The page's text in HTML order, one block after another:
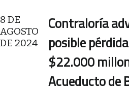
8 DE
AGOSTO
DE 2024
Contraloría
posible
$22.000
Acueducto de